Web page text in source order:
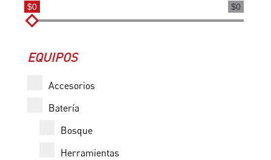
$0
$0
EQUIPOS
Accesorios
Batería
Bosque
Herramientas